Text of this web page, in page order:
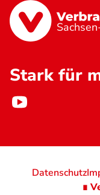
Stark für
Datenschutz
∎